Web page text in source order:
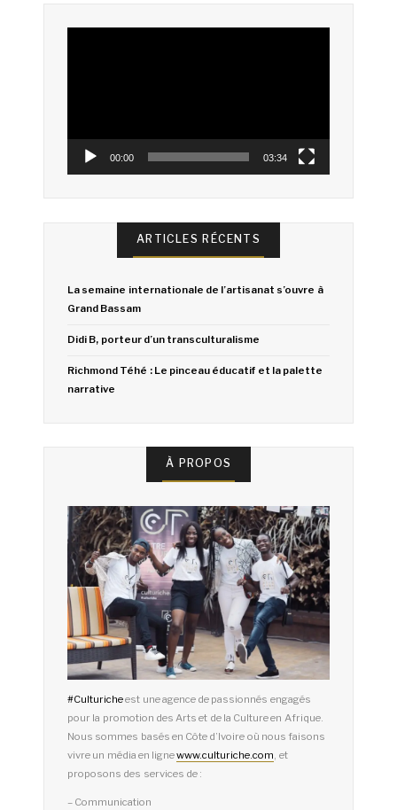
00:00 03:34
ARTICLES RÉCENTS
La semaine internationale de l’artisanat s’ouvre à
Grand Bassam
Didi B, porteur d’un transculturalisme
Richmond Téhé : Le pinceau éducatif et la palette
narrative
À PROPOS
#Culturicheest une agence de passionnés engagés
pour la promotion des Arts et de la Culture en Afrique.
Nous sommes basés en Côte d’Ivoire où nous faisons
vivre un média en lignewww.culturiche.com, et
proposons des services de :
– Communication